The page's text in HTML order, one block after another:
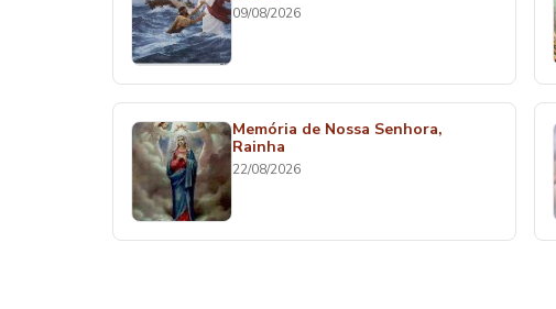
09/08/2026
Memória de Nossa Senhora,
Rainha
22/08/2026